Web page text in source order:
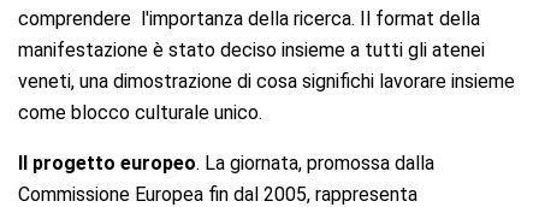
comprendere l'importanza della ricerca. Il format della
manifestazione è stato deciso insieme a tutti gli atenei
veneti, una dimostrazione di cosa significhi lavorare insieme
come blocco culturale unico.
Il progetto europeo. La giornata, promossa dalla
Commissione Europea fin dal 2005, rappresenta